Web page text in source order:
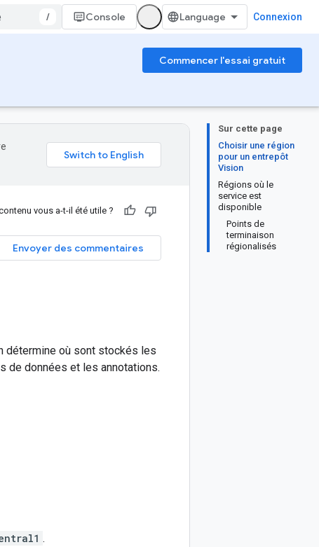
/ Console Connexion
Commencer l'essai gratuit
Sur cette page
Choisir une région
pour un entrepôt
Vision
Régions où le
service est
disponible
Points de
terminaison
régionalisés
vous a-t-il été utile ?
Envoyer des commentaires
détermine où sont stockés les
de données et les annotations.
.